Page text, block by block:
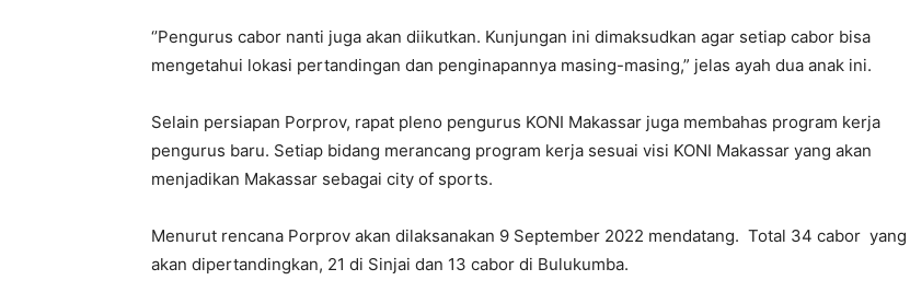
‘’Pengurus cabor nanti juga akan diikutkan. Kunjungan ini dimaksudkan agar setiap cabor bisa
mengetahui lokasi pertandingan dan penginapannya masing-masing,” jelas ayah dua anak ini.
Selain persiapan Porprov, rapat pleno pengurus KONI Makassar juga membahas program kerja
pengurus baru. Setiap bidang merancang program kerja sesuai visi KONI Makassar yang akan
menjadikan Makassar sebagai city of sports.
Menurut rencana Porprov akan dilaksanakan 9 September 2022 mendatang. Total 34 cabor yang
akan dipertandingkan, 21 di Sinjai dan 13 cabor di Bulukumba.